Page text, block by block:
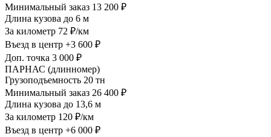
Минимальный заказ 13 200 ₽
Длина кузова до 6 м
За километр 72 ₽/км
Въезд в центр +3 600 ₽
Доп. точка 3 000 ₽
ПАРНАС (длинномер)
Грузоподъемность 20 тн
Минимальный заказ 26 400 ₽
Длина кузова до 13,6 м
За километр 120 ₽/км
Въезд в центр +6 000 ₽